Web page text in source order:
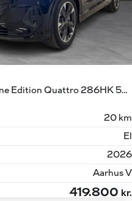
45 E-tron S Line Edition Quattro 286HK 5d Aut.
20 km
El
2026
Aarhus V
419.800 kr.